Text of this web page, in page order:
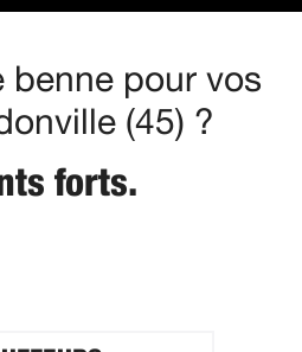
benne pour vos
(45) ?
forts.